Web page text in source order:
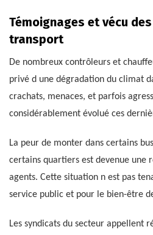
Témoignages et vécu
transport
De nombreux contrôleurs et
privé d une dégradation du climat
crachats, menaces, et parfois
considérablement évolué ces
La peur de monter dans certains
certains quartiers est devenue une
agents. Cette situation n est pas
service public et pour le bien-être
Les syndicats du secteur appellent